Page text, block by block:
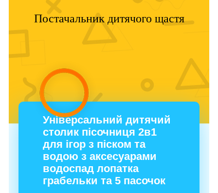
Постачальник дитячого щастя
Універсальний дитячий
столик пісочниця 2в1
для ігор з піском та
водою з аксесуарами
водоспад лопатка
грабельки та 5 пасочок